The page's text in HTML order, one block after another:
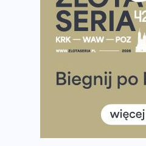
Tętno vs tempo – czym
Co ma dużo białka? Produkty,
Rozbiegany Olsztyn szykuje
Już w tę sobotę 35. Bieg